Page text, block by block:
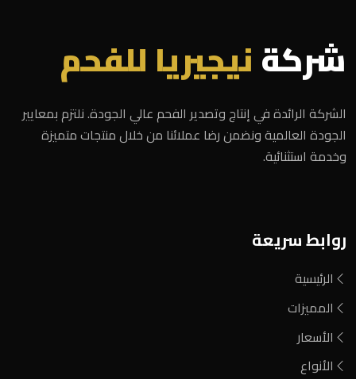
شركةنيجيريا للفحم
الشركة الرائدة في إنتاج وتصدير الفحم عالي الجودة. نلتزم بمعايير
الجودة العالمية ونضمن رضا عملائنا من خلال منتجات متميزة
وخدمة استثنائية.
روابط سريعة
الرئيسية
المميزات
الأسعار
الأنواع